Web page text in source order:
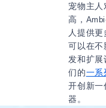
宠物主人
高，
人提供
可以在不
发和扩展
们的一系
开创新一
器。